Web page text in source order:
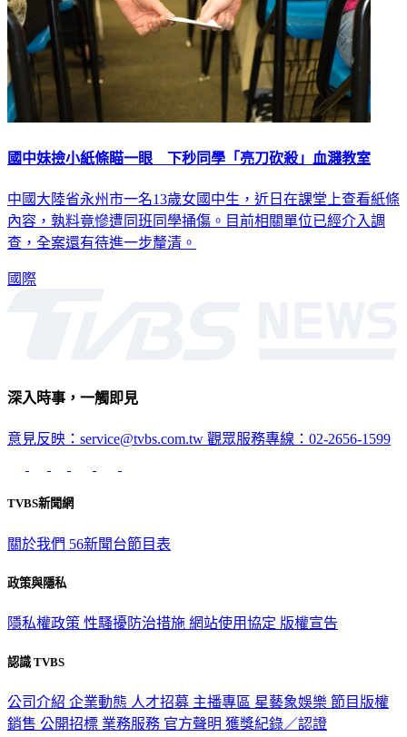
國中妹撿小紙條瞄一眼 下秒同學「亮刀砍殺」血濺教室
中國大陸省永州市一名13歲女國中生，近日在課堂上查看紙條
內容，孰料竟慘遭同班同學捅傷。目前相關單位已經介入調
查，全案還有待進一步釐清。
國際
深入時事，一觸即見
意見反映：service@tvbs.com.tw 觀眾服務專線：02-2656-1599
TVBS新聞網
關於我們 56新聞台節目表
政策與隱私
隱私權政策 性騷擾防治措施 網站使用協定 版權宣告
認識 TVBS
公司介紹 企業動態 人才招募 主播專區 星藝象娛樂 節目版權
銷售 公開招標 業務服務 官方聲明 獲獎紀錄／認證